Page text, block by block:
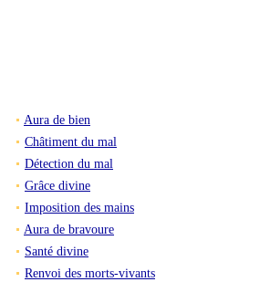
Aura de bien
Châtiment du mal
Détection du mal
Grâce divine
Imposition des mains
Aura de bravoure
Santé divine
Renvoi des morts-vivants